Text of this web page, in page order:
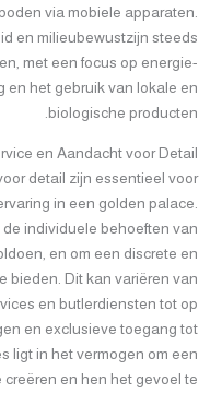
via mobiele apparaten.
en milieubewustzijn steeds
met een focus op energie-
en het gebruik van lokale en
biologische producten.
en Aandacht voor Detail
detail zijn essentieel voor
in een golden palace.
individuele behoeften van
en om een discrete en
bieden. Dit kan variëren van
en butlerdiensten tot op
en exclusieve toegang tot
ligt in het vermogen om een
en hen het gevoel te